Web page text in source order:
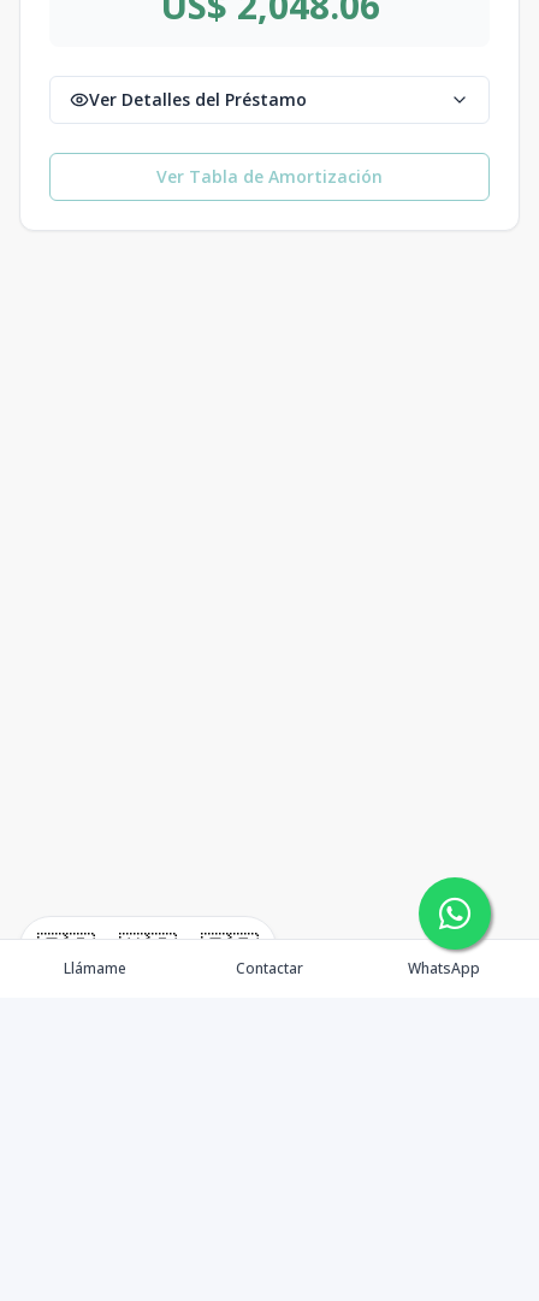
🇪🇸 🇺🇸 🇫🇷
Ver Detalles del Préstamo
Ver Tabla de Amortización
Llámame Contactar WhatsApp